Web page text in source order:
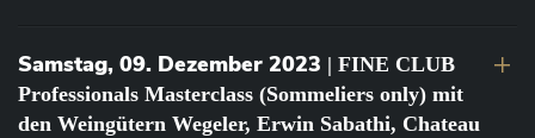
Samstag, 09. Dezember 2023 | FINE CLUB
Professionals Masterclass (Sommeliers only) mit
den Weingütern Wegeler, Erwin Sabathi, Chateau